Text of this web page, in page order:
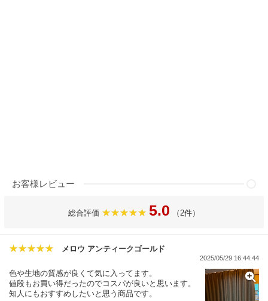
お客様レビュー
総合評価 5.0 （2件）
メロウ アンティークゴールド
2025/05/29 16:44:44
色や生地の質感が良くて気に入ってます。
値段もお買い得だったのでコスパが良いと思います。
知人にもおすすめしたいと思う商品です。